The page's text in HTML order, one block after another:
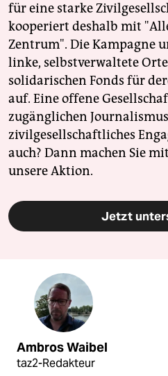
für eine starke
kooperiert deshalb mit
Zentrum". Die Kampagne
linke, selbstverwaltete
solidarischen Fonds für
auf. Eine offene
zugänglichen
zivilgesellschaftliches
auch? Dann machen Sie
unsere Aktion.
Jetzt
Ambros Waibel
taz2-Redakteur